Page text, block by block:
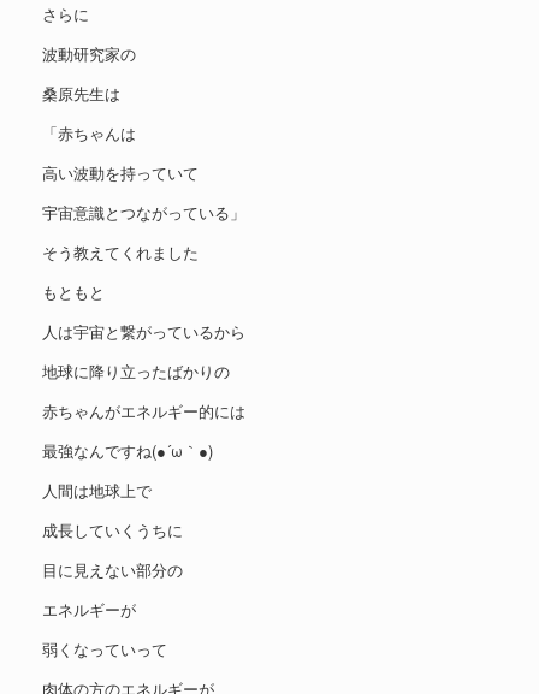
さらに
波動研究家の
桑原先生は
「赤ちゃんは
高い波動を持っていて
宇宙意識とつながっている」
そう教えてくれました
もともと
人は宇宙と繋がっているから
地球に降り立ったばかりの
赤ちゃんがエネルギー的には
最強なんですね(●´ω｀●)
人間は地球上で
成長していくうちに
目に見えない部分の
エネルギーが
弱くなっていって
肉体の方のエネルギーが